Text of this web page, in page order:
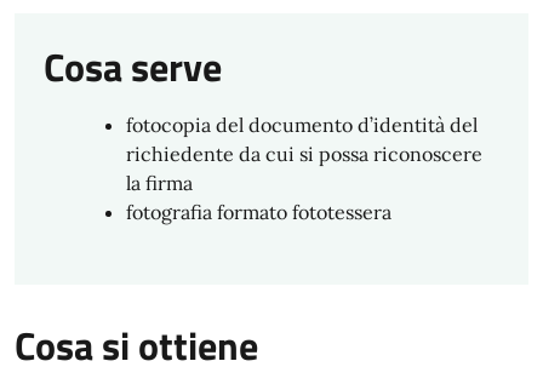
Cosa serve
fotocopia del documento d’identità del
richiedente da cui si possa riconoscere
la firma
fotografia formato fototessera
Cosa si ottiene